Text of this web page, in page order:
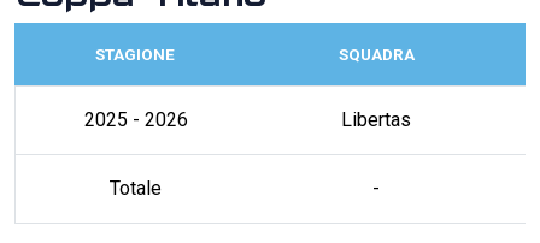
STAGIONE SQUADRA
2025 - 2026 Libertas
Totale -